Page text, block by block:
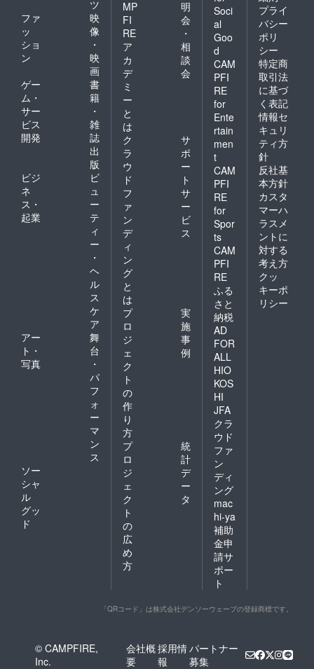
ラン以
サービ
スに関
して別
途費用
が必要
となり
ます。
ツ
ファ
ッ
ショ
ン
映
像
・
映
画
ゲー
ム・
サー
ビス
開発
書
籍
・
雑
誌
出
版
ビジ
ネ
ス・
起業
ビ
ュ
ー
テ
ィ
ー
・
ヘ
ル
ス
ケ
ア
アー
ト・
写真
舞
台
・
パ
フ
ォ
ー
マ
ン
ス
ソー
シャ
ル
グッ
ド
MP
FI
RE
ア
カ
デ
ミ
ー
と
は
明
会
・
相
談
会
ク
ラ
ウ
ド
フ
ァ
ン
デ
ィ
ン
グ
と
は
サ
ポ
ー
ト
サ
ー
ビ
ス
プ
ロ
ジ
ェ
ク
ト
の
作
り
方
実
施
事
例
プ
ロ
ジ
ェ
ク
ト
の
広
め
方
統
計
デ
ー
タ
Soci
al
Goo
d
CAM
PFI
RE
for
Ente
rtain
men
t
CAM
PFI
RE
for
Spor
ts
CAM
PFI
RE
ふる
さと
納税
AD
FOR
ALL
HIO
KOS
HI
JFA
クラ
ウド
ファ
ン
ディ
ング
mac
hi-ya
補助
金申
請サ
ポー
ト
プライ
バシー
ポリ
シー
特定商
取引法
に基づ
く表記
情報セ
キュリ
ティ方
針
反社基
本方針
カスタ
マーハ
ラスメ
ントに
対する
考え方
クッ
キーポ
リシー
「QRコード」は株式会社デンソーウェーブの登録商標です。
© CAMPFIRE,
Inc.
会社概
要
採用情
報
パートナー
募集